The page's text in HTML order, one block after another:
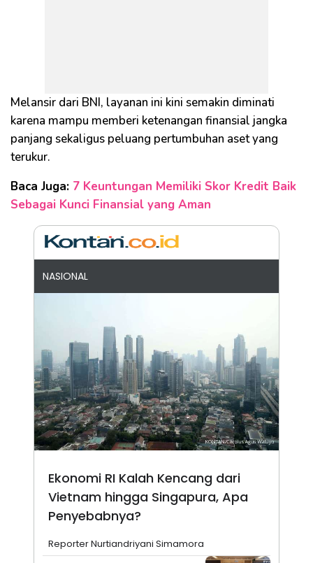
Melansir dari BNI, layanan ini kini semakin diminati
karena mampu memberi ketenangan finansial jangka
panjang sekaligus peluang pertumbuhan aset yang
terukur.
Baca Juga: 7 Keuntungan Memiliki Skor Kredit Baik
Sebagai Kunci Finansial yang Aman
NASIONAL
Ekonomi RI Kalah Kencang dari
Vietnam hingga Singapura, Apa
Penyebabnya?
Reporter Nurtiandriyani Simamora